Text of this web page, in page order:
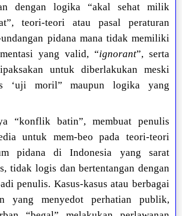
dengan logika “akal sehat milik
teori-teori atau pasal peraturan
pidana mana tidak memiliki
yang valid, “ignorant”, serta
untuk diberlakukan meski
‘uji moril” maupun logika yang
“konflik batin”, membuat penulis
untuk mem-beo pada teori-teori
pidana di Indonesia yang sarat
tidak logis dan bertentangan dengan
penulis. Kasus-kasus atau berbagai
yang menyedot perhatian publik,